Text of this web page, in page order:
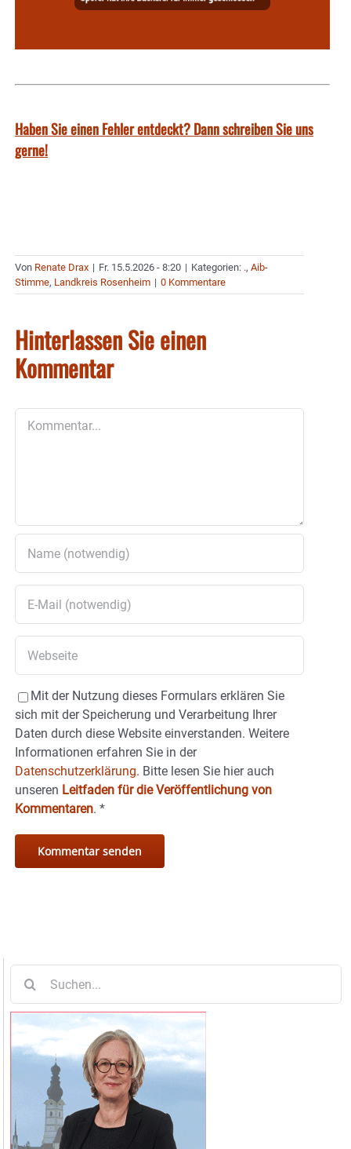
Haben Sie einen Fehler entdeckt? Dann schreiben Sie uns
gerne!
Von Renate Drax | Fr. 15.5.2026 - 8:20 | Kategorien: ., Aib-
Stimme, Landkreis Rosenheim | 0 Kommentare
Hinterlassen Sie einen
Kommentar
Mit der Nutzung dieses Formulars erklären Sie
sich mit der Speicherung und Verarbeitung Ihrer
Daten durch diese Website einverstanden. Weitere
Informationen erfahren Sie in der
Datenschutzerklärung. Bitte lesen Sie hier auch
unseren Leitfaden für die Veröffentlichung von
Kommentaren. *
nach: